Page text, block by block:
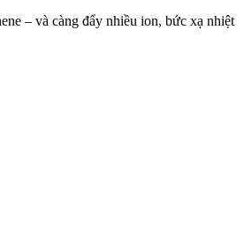
– và càng đẩy nhiều ion, bức xạ nhiệt